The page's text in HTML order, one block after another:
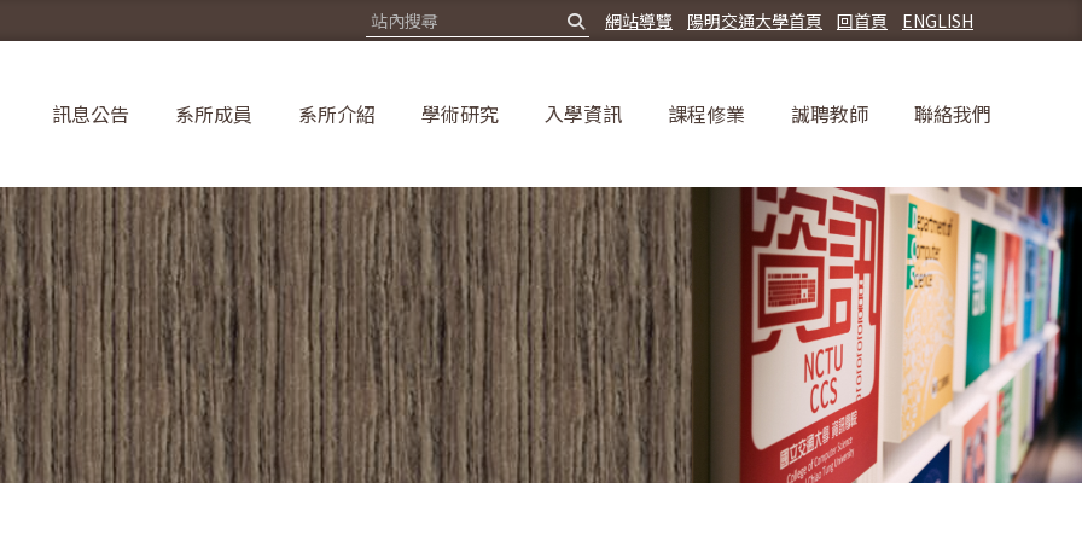
ENGLISH
回首頁
陽明交通大學首頁
網站導覽
訊息公告 系所成員 系所介紹 學術研究 入學資訊 課程修業 誠聘教師 聯絡我們